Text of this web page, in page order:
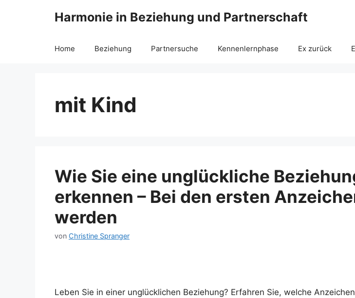
Harmonie in Beziehung und Partnerschaft
Home Beziehung Partnersuche Kennenlernphase Ex zurück
mit Kind
Wie Sie eine unglückliche
erkennen – Bei den ersten
werden
von Christine Spranger
Leben Sie in einer unglücklichen Beziehung? Erfahren Sie, welche